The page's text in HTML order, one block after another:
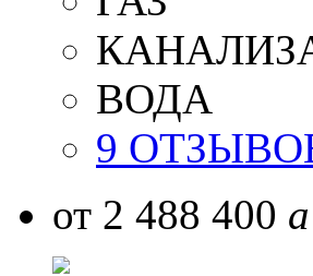
ВОДА
9
от 2 488 400 a